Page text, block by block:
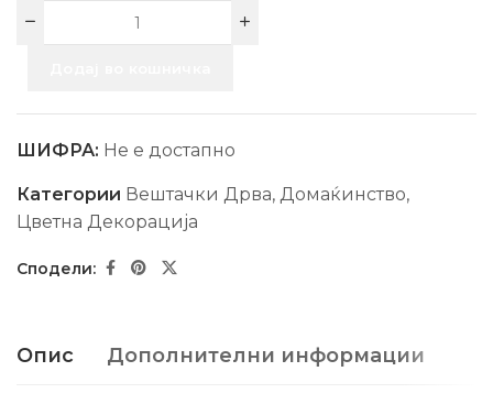
ШИФРА: Не е достапно
Категории Вештачки Дрва, Домаќинство,
Цветна Декорација
Опис Дополнителни информации